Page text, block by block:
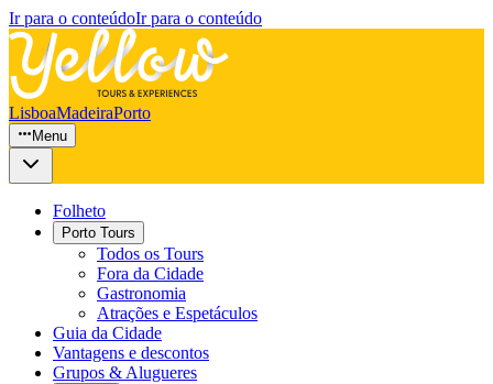
Ir para o conteúdoIr para o conteúdo
LisboaMadeiraPorto
Menu
Folheto
Porto Tours
Todos os Tours
Fora da Cidade
Gastronomia
Atrações e Espetáculos
Guia da Cidade
Vantagens e descontos
Grupos & Alugueres